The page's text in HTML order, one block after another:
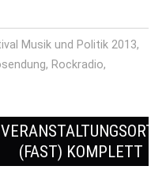
Musik und Politik 2013,
, Rockradio,
VERANSTALTUNGSORTE
(FAST) KOMPLETT